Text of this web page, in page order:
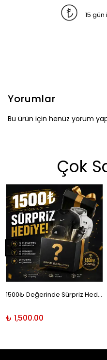
15
Yorumlar
Bu ürün için henüz yorum
Çok
1500₺ Değerinde Sürpriz Hediye!
₺ 1,500.00